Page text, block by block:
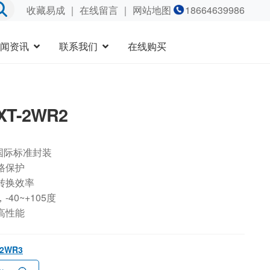
收藏易成｜ 在线留言｜ 网站地图 18664639986
资讯 联系我们 在线购买
2WR2
标准封装
保护
换效率
-40~+105度
性能